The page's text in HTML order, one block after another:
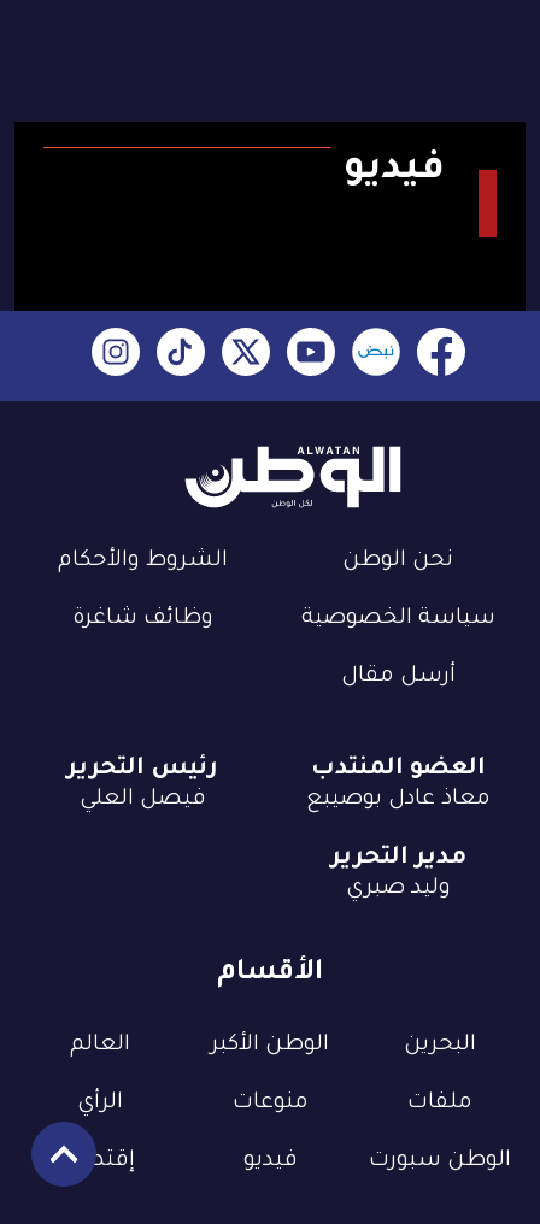
فيديو
نحن الوطن الشروط والأحكام
سياسة الخصوصية وظائف شاغرة
أرسل مقال
الأقسام
البحرين الوطن الأكبر العالم
ملفات منوعات الرأي
الوطن سبورت فيديو إقتصاد
العضو المنتدب
معاذ عادل بوصيبع
رئيس التحرير
فيصل العلي
مدير التحرير
وليد صبري